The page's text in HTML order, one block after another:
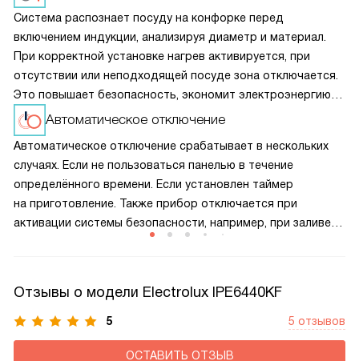
Система распознает посуду на конфорке перед
включением индукции, анализируя диаметр и материал.
При корректной установке нагрев активируется, при
отсутствии или неподходящей посуде зона отключается.
Это повышает безопасность, экономит электроэнергию
и предотвращает перегрев панели, продлевая срок
службы прибора.
Автоматическое отключение
Автоматическое отключение срабатывает в нескольких
случаях. Если не пользоваться панелью в течение
определённого времени. Если установлен таймер
на приготовление. Также прибор отключается при
активации системы безопасности, например, при заливе
Отзывы о модели Electrolux IPE6440KF
5 5 отзывов
ОСТАВИТЬ ОТЗЫВ